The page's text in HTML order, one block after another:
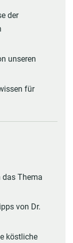
der
unseren
für
Thema
von Dr.
köstliche